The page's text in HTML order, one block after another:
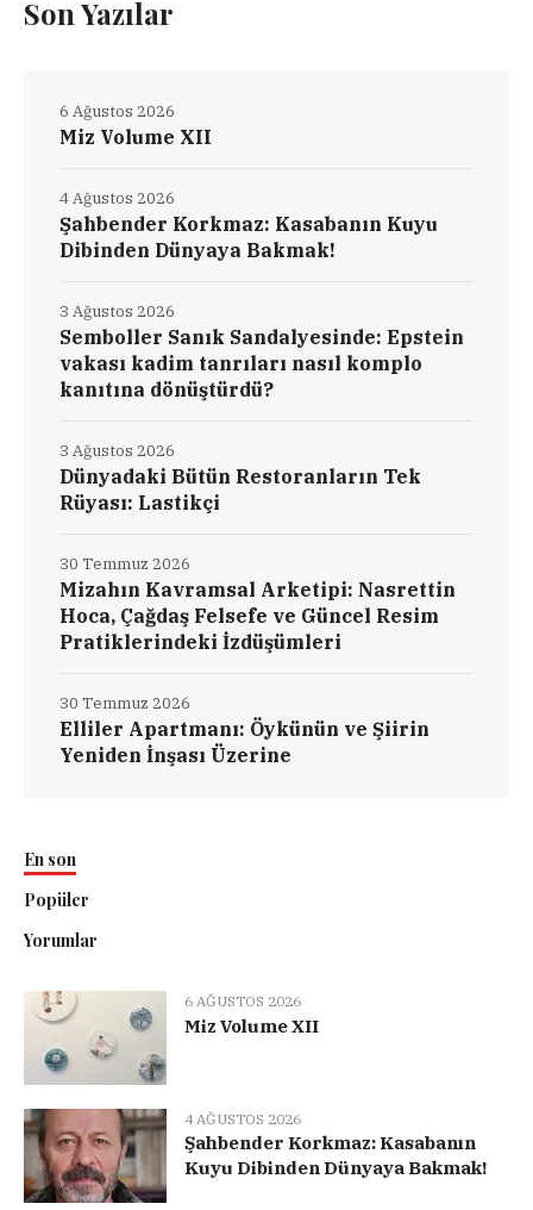
Son Yazılar
Miz Volume XII
6 Ağustos 2026
Şahbender Korkmaz: Kasabanın Kuyu
Dibinden Dünyaya Bakmak!
4 Ağustos 2026
Semboller Sanık Sandalyesinde: Epstein
vakası kadim tanrıları nasıl komplo
kanıtına dönüştürdü?
3 Ağustos 2026
Dünyadaki Bütün Restoranların Tek
Rüyası: Lastikçi
3 Ağustos 2026
Mizahın Kavramsal Arketipi: Nasrettin
Hoca, Çağdaş Felsefe ve Güncel Resim
Pratiklerindeki İzdüşümleri
30 Temmuz 2026
Elliler Apartmanı: Öykünün ve Şiirin
Yeniden İnşası Üzerine
30 Temmuz 2026
En son
Popüler
Yorumlar
6 AĞUSTOS 2026
Miz Volume XII
4 AĞUSTOS 2026
Şahbender Korkmaz: Kasabanın
Kuyu Dibinden Dünyaya Bakmak!